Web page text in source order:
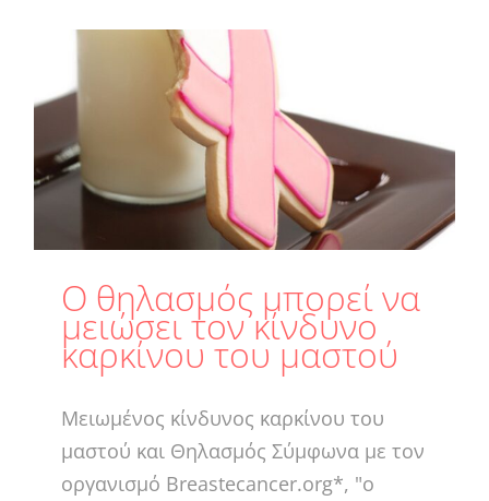
Ο θηλασμός μπορεί να
μειώσει τον κίνδυνο
καρκίνου του μαστού
Μειωμένος κίνδυνος καρκίνου του
μαστού και Θηλασμός Σύμφωνα με τον
οργανισμό Breastecancer.org*, "ο